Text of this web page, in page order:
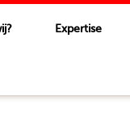
Expertise